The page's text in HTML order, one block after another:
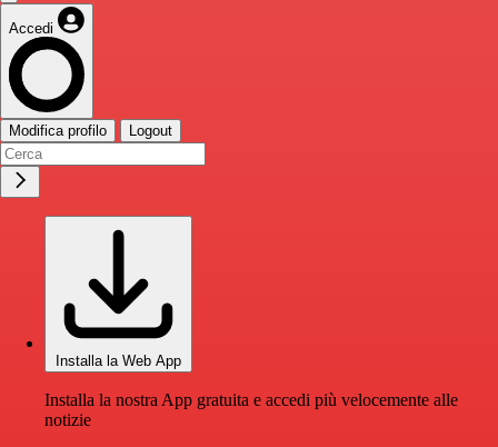
Accedi
Modifica profilo Logout
Installa la Web App
Installa la nostra App gratuita e accedi più velocemente alle
notizie